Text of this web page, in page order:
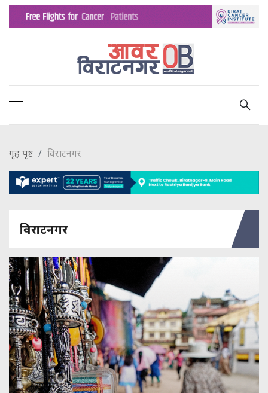
गृह पृष्ट विराटनगर
विराटनगर